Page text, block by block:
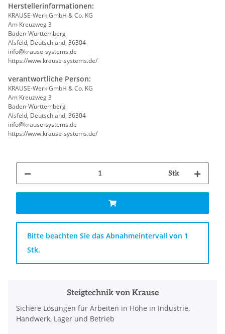
Herstellerinformationen:
KRAUSE-Werk GmbH & Co. KG
Am Kreuzweg 3
Baden-Württemberg
Alsfeld, Deutschland, 36304
info@krause-systems.de
https://www.krause-systems.de/
verantwortliche Person:
KRAUSE-Werk GmbH & Co. KG
Am Kreuzweg 3
Baden-Württemberg
Alsfeld, Deutschland, 36304
info@krause-systems.de
https://www.krause-systems.de/
Stk
x
Bitte beachten Sie das Abnahmeintervall von 1
Stk.
Steigtechnik von Krause
Sichere Lösungen für Arbeiten in Höhe in Industrie,
Handwerk, Lager und Betrieb